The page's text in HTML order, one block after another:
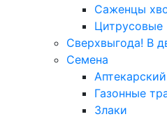
Саженцы
Цитрусовые
Сверхвыгода! В
Семена
Газонные
Злаки